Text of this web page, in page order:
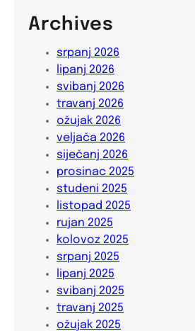
Archives
srpanj 2026
lipanj 2026
svibanj 2026
travanj 2026
ožujak 2026
veljača 2026
siječanj 2026
prosinac 2025
studeni 2025
listopad 2025
rujan 2025
kolovoz 2025
srpanj 2025
lipanj 2025
svibanj 2025
travanj 2025
ožujak 2025